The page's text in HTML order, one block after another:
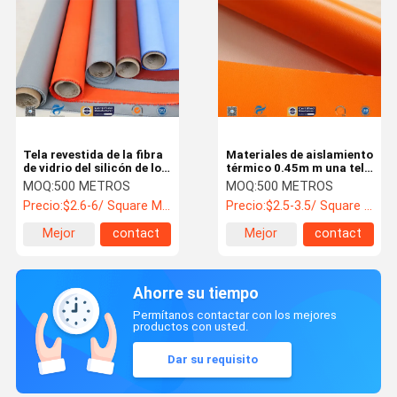
Tela revestida de la fibra
de vidrio del silicón de los
materiales de aislamiento
térmico de la armadura
llana
MOQ:500 METROS
Precio:$2.6-6/ Square Meter
Mejor
contact
Materiales de aislamiento
térmico 0.45m m una tela
revestida de la fibra de
vidrio del silicón
anaranjado lateral
MOQ:500 METROS
Precio:$2.5-3.5/ Square Meter
Mejor
contact
Ahorre su tiempo
Permítanos contactar con los mejores
productos con usted.
Dar su requisito